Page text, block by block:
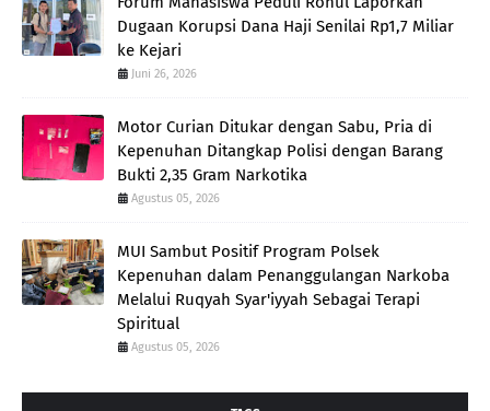
Dugaan Korupsi Dana Haji Senilai Rp1,7 Miliar
ke Kejari
Juni 26, 2026
Motor Curian Ditukar dengan Sabu, Pria di
Kepenuhan Ditangkap Polisi dengan Barang
Bukti 2,35 Gram Narkotika
Agustus 05, 2026
MUI Sambut Positif Program Polsek
Kepenuhan dalam Penanggulangan Narkoba
Melalui Ruqyah Syar'iyyah Sebagai Terapi
Spiritual
Agustus 05, 2026